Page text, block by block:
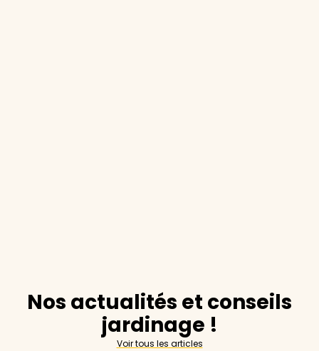
Nos actualités et conseils
jardinage !
Voir tous les articles